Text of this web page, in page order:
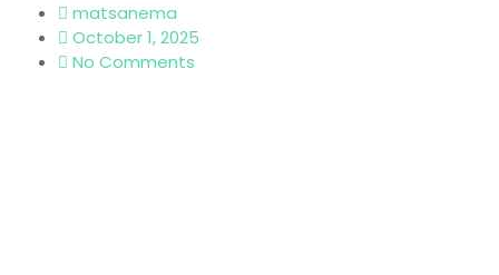
matsanema
October 1, 2025
No Comments